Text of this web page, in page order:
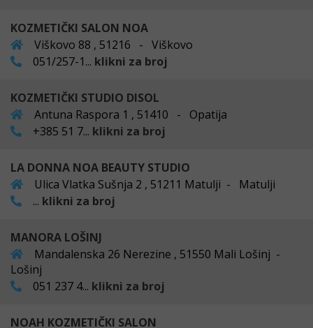
KOZMETIČKI SALON NOA
Viškovo 88 , 51216 - Viškovo
051/257-1... klikni za broj
KOZMETIČKI STUDIO DISOL
Antuna Raspora 1 , 51410 - Opatija
+385 51 7... klikni za broj
LA DONNA NOA BEAUTY STUDIO
Ulica Vlatka Sušnja 2 , 51211 Matulji - Matulji
... klikni za broj
MANORA LOŠINJ
Mandalenska 26 Nerezine , 51550 Mali Lošinj -
Lošinj
051 237 4... klikni za broj
NOAH KOZMETIČKI SALON